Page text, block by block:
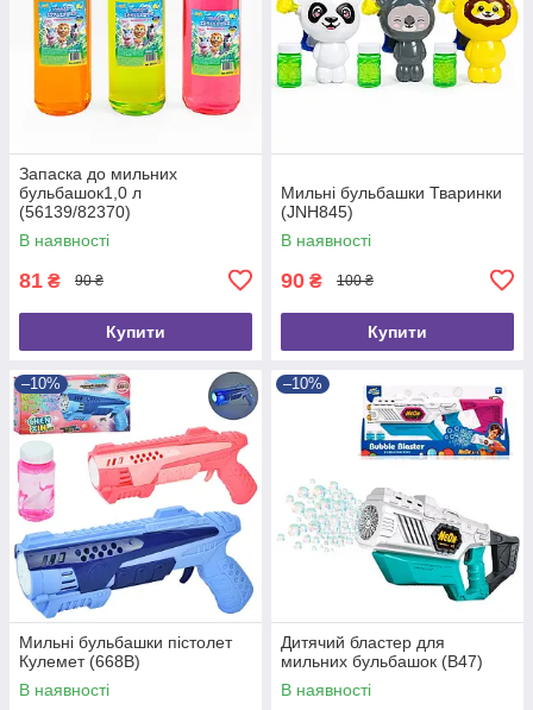
Запаска до мильних
бульбашок1,0 л
(56139/82370)
В наявності
81 ₴ 90 ₴
Купити
Мильні бульбашки Тваринки
(JNH845)
В наявності
90 ₴ 100 ₴
Купити
–10%
Мильні бульбашки пістолет
Кулемет (668B)
В наявності
–10%
Дитячий бластер для
мильних бульбашок (B47)
В наявності